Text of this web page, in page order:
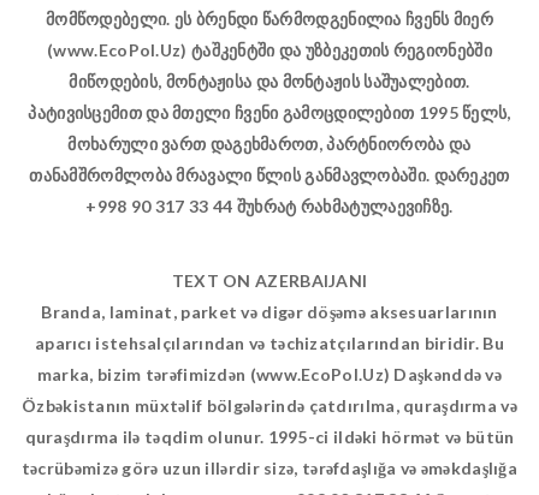
მომწოდებელი. ეს ბრენდი წარმოდგენილია ჩვენს მიერ
(www.EcoPol.Uz) ტაშკენტში და უზბეკეთის რეგიონებში
მიწოდების, მონტაჟისა და მონტაჟის საშუალებით.
პატივისცემით და მთელი ჩვენი გამოცდილებით 1995 წელს,
მოხარული ვართ დაგეხმაროთ, პარტნიორობა და
თანამშრომლობა მრავალი წლის განმავლობაში. დარეკეთ
+998 90 317 33 44 შუხრატ რახმატულაევიჩზე.
TEXT ON AZERBAIJANI
Branda, laminat, parket və digər döşəmə aksesuarlarının
aparıcı istehsalçılarından və təchizatçılarından biridir. Bu
marka, bizim tərəfimizdən (www.EcoPol.Uz) Daşkənddə və
Özbəkistanın müxtəlif bölgələrində çatdırılma, quraşdırma və
quraşdırma ilə təqdim olunur. 1995-ci ildəki hörmət və bütün
təcrübəmizə görə uzun illərdir sizə, tərəfdaşlığa və əməkdaşlığa